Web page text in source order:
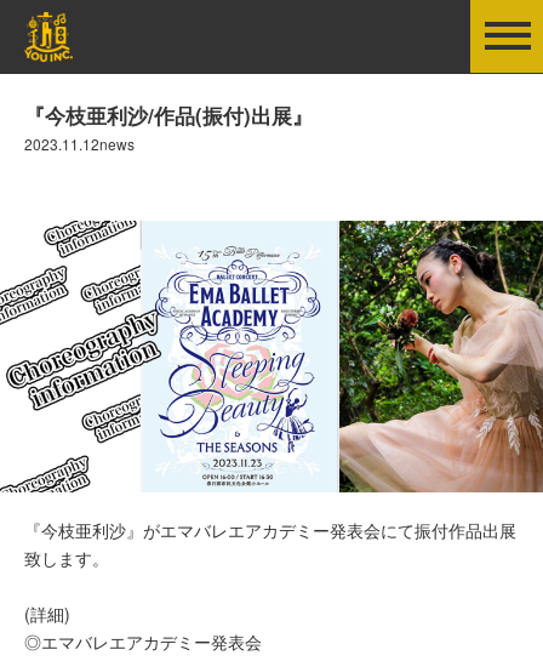
『今枝亜利沙/作品(振付)出展』
2023.11.12news
『今枝亜利沙』がエマバレエアカデミー発表会にて振付作品出展
致します。
(詳細)
◎エマバレエアカデミー発表会